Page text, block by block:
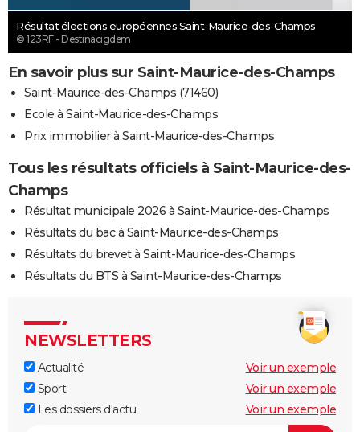
Résultat élections européennes Saint-Maurice-des-Champs
© 123RF - Destinacigdem
En savoir plus sur Saint-Maurice-des-Champs
Saint-Maurice-des-Champs (71460)
Ecole à Saint-Maurice-des-Champs
Prix immobilier à Saint-Maurice-des-Champs
Tous les résultats officiels à Saint-Maurice-des-
Champs
Résultat municipale 2026 à Saint-Maurice-des-Champs
Résultats du bac à Saint-Maurice-des-Champs
Résultats du brevet à Saint-Maurice-des-Champs
Résultats du BTS à Saint-Maurice-des-Champs
NEWSLETTERS
Actualité
Voir un exemple
Sport
Voir un exemple
Les dossiers d'actu
Voir un exemple